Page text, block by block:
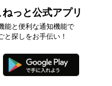
っと公式アプリ
能と便利な通知機能で
と探しをお手伝い！